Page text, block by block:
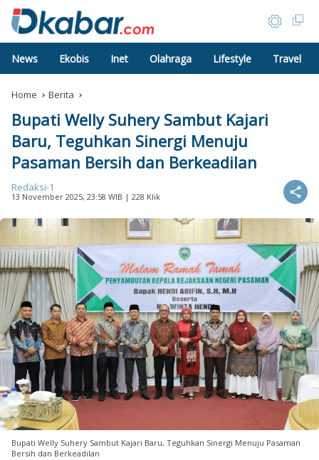
News Ekobis Inet Olahraga Lifestyle Travel
Home Berita
Bupati Welly Suhery Sambut Kajari
Baru, Teguhkan Sinergi Menuju
Pasaman Bersih dan Berkeadilan
Redaksi-1
13 November 2025, 23:58 WIB | 228 Klik
Bupati Welly Suhery Sambut Kajari Baru, Teguhkan Sinergi Menuju Pasaman
Bersih dan Berkeadilan